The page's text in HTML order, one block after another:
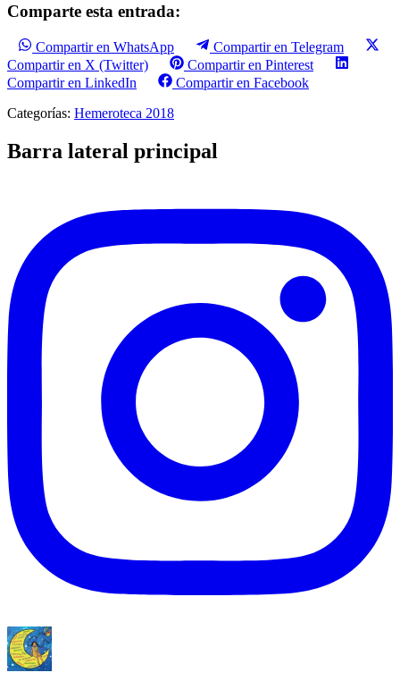
Comparte esta entrada:
Compartir en WhatsApp
Compartir en Telegram
Compartir en X (Twitter)
Compartir en Pinterest
Compartir en LinkedIn
Compartir en Facebook
Categorías: Hemeroteca 2018
Barra lateral principal